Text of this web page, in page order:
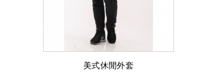
美式休閒外套